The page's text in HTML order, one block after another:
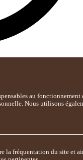
au fonctionnement
Nous utilisons
la fréquentation du site et